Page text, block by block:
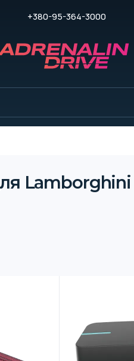
+380-95-364-3000
Lamborghini